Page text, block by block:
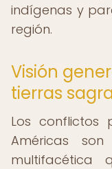
indígenas y
región.
Visión
tierras
Los conflictos
Américas
multifacética